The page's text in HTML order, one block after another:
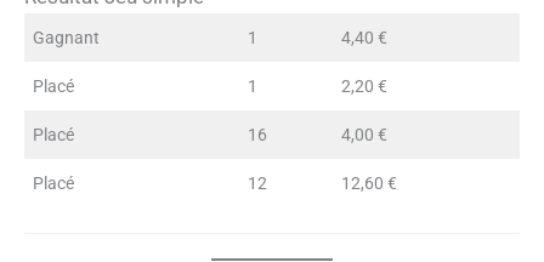
Gagnant 1 4,40 €
Placé 1 2,20 €
Placé 16 4,00 €
Placé 12 12,60 €